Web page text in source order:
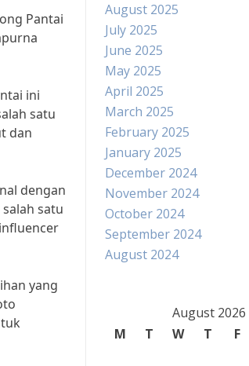
Pantai
ini
satu
dan
dengan
satu
yang
August 2025
July 2025
June 2025
May 2025
April 2025
March 2025
February 2025
January 2025
December 2024
November 2024
October 2024
September 2024
August 2024
August 2026
M
T W T F